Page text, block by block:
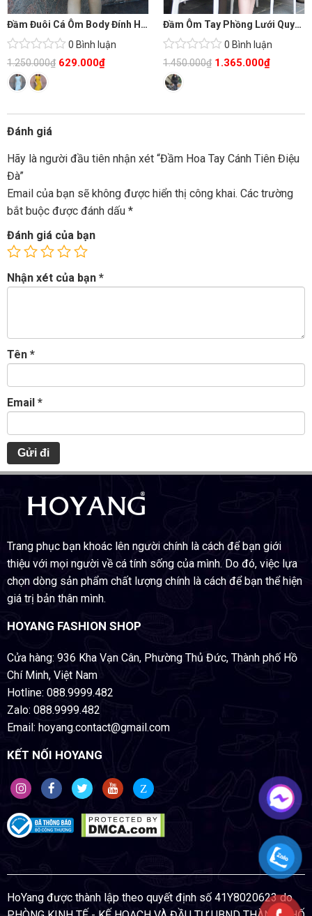
Đầm Đuôi Cá Ôm Body Đính Hoa
0 Bình luận
1.250.000₫ 629.000₫
Đầm Ôm Tay Phồng Lưới Quyền Qúy
0 Bình luận
1.450.000₫ 1.365.000₫
Đánh giá
Hãy là người đầu tiên nhận xét “Đầm Hoa Tay Cánh Tiên Điệu
Đà”
Email của bạn sẽ không được hiển thị công khai. Các trường
bắt buộc được đánh dấu *
Đánh giá của bạn
Nhận xét của bạn *
Tên *
Email *
Trang phục bạn khoác lên người chính là cách để bạn giới
thiệu với mọi người về cá tính sống của mình. Do đó, việc lựa
chọn dòng sản phẩm chất lượng chính là cách để bạn thể hiện
giá trị bản thân mình.
HOYANG FASHION SHOP
Cửa hàng: 936 Kha Vạn Cân, Phường Thủ Đức, Thành phố Hồ
Chí Minh, Việt Nam
Hotline: 088.9999.482
Zalo: 088.9999.482
Email: hoyang.contact@gmail.com
KẾT NỐI HOYANG
Z
HoYang được thành lập theo quyết định số 41Y8020623 do